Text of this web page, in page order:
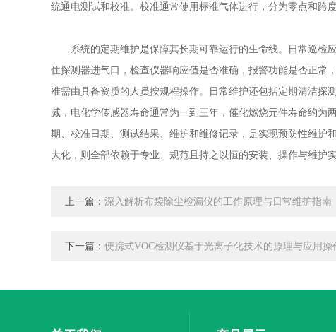
统通电测试和校准。校准通常使用标准气体进行，分为零点和跨
系统的定期维护是保障其长期可靠运行的生命线。日常巡检应
住探测器进气口，检查仪器响应值是否准确，报警功能是否正常
准需由具备资质的人员按规程操作。日常维护还包括定期清洁探
减，电化学传感器寿命通常为一到三年，催化燃烧元件寿命约为
期、校准日期、测试结果、维护和维修记录，是实现预防性维护
大化，则全部依赖于专业、规范且持之以恒的安装、操作与维护实
上一篇： 深入解析布袋除尘检漏仪的工作原理与日常维护指南
下一篇： 便携式VOC检测仪基于光离子化技术的原理与应用操